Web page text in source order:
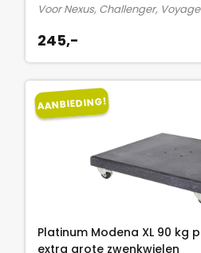
Voor Nexus, Challenger,
245,-
AANBIEDING!
Platinum Modena XL 90 kg
extra grote zwenkwielen